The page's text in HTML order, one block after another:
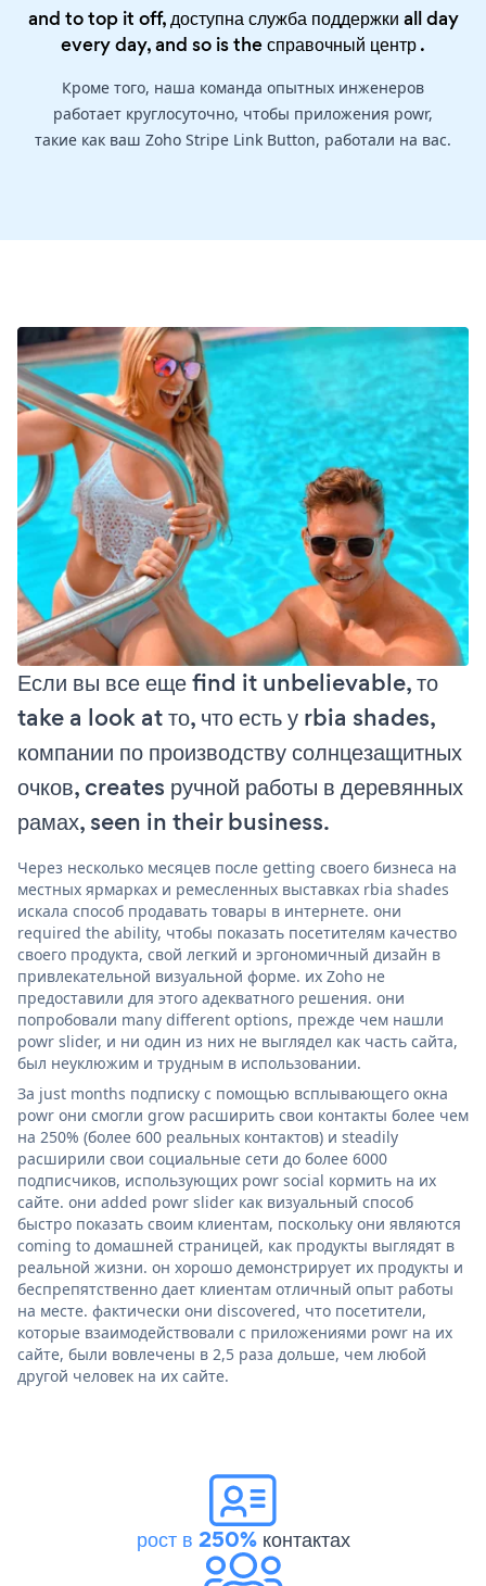
and to top it off, доступна служба поддержки all day
every day, and so is theсправочный центр.
Кроме того, наша команда опытных инженеров
работает круглосуточно, чтобы приложения powr,
такие как ваш Zoho Stripe Link Button, работали на вас.
Если вы все еще find it unbelievable, то
take a look at то, что есть у rbia shades,
компании по производству солнцезащитных
очков, creates ручной работы в деревянных
рамах, seen in their business.
Через несколько месяцев после getting своего бизнеса на
местных ярмарках и ремесленных выставках rbia shades
искала способ продавать товары в интернете. они
required the ability, чтобы показать посетителям качество
своего продукта, свой легкий и эргономичный дизайн в
привлекательной визуальной форме. их Zoho не
предоставили для этого адекватного решения. они
попробовали many different options, прежде чем нашли
powr slider, и ни один из них не выглядел как часть сайта,
был неуклюжим и трудным в использовании.
За just months подписку с помощью всплывающего окна
powr они смогли grow расширить свои контакты более чем
на 250% (более 600 реальных контактов) и steadily
расширили свои социальные сети до более 6000
подписчиков, использующих powr social кормить на их
сайте. они added powr slider как визуальный способ
быстро показать своим клиентам, поскольку они являются
coming to домашней страницей, как продукты выглядят в
реальной жизни. он хорошо демонстрирует их продукты и
беспрепятственно дает клиентам отличный опыт работы
на месте. фактически они discovered, что посетители,
которые взаимодействовали с приложениями powr на их
сайте, были вовлечены в 2,5 раза дольше, чем любой
другой человек на их сайте.
рост в 250%контактах